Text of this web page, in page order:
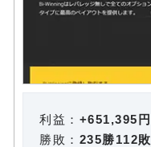
利益： +651,395円
勝敗： 235勝112敗